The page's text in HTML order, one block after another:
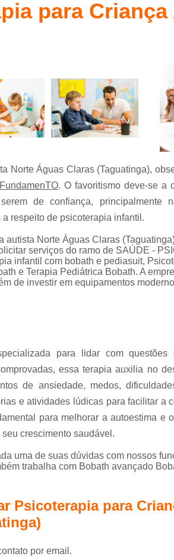
Fisioterapia Bobath
Fisioterapia
Fisioterapia Infantil
Fisioterapia Pediátrica
Psicoterapia
Psicoterapia de Crianças
Psicoterapia para
Terapia de Integração
Terapia
Terapia de Integração
Terapia
Terapia
Terapia
Terapia
Terapia Ocupacional
Terapia
Terapia
Terapia com Conceito
para
Norte Águas Claras (Taguatinga),
FundamenTO. O favoritismo deve-se a
de confiança, principalmente
respeito de psicoterapia infantil.
Norte Águas Claras
serviços do ramo de SAÚDE -
infantil com bobath e pediasuit,
e Terapia Pediátrica Bobath. A
de investir em equipamentos
para lidar com questões
essa terapia auxilia no
de ansiedade, medos,
e atividades lúdicas para facilitar a
para melhorar a autoestima e
crescimento saudável.
uma de suas dúvidas com nossos
trabalha com Bobath avançado
Psicoterapia para
por email.